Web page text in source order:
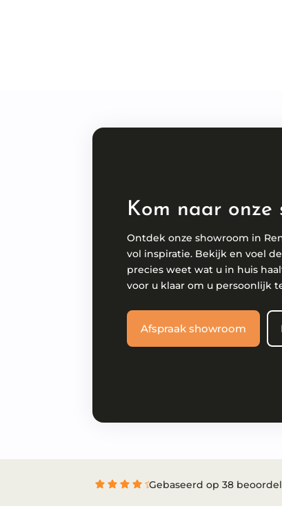
Kom naar onze
Ontdek onze showroom in
vol inspiratie. Bekijk en voel
precies weet wat u in huis
voor u klaar om u persoonlijk
Afspraak showroom
Gebaseerd op 38